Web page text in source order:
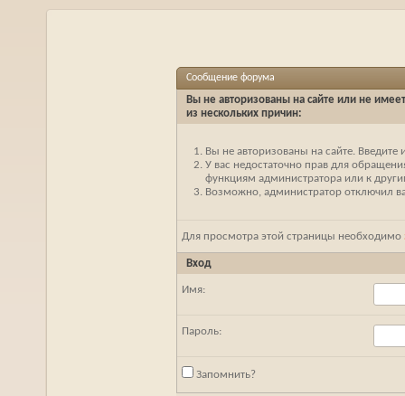
Сообщение форума
Вы не авторизованы на сайте или не
из нескольких причин:
Вы не авторизованы на сайте.
У вас недостаточно прав для
функциям администратора или к
Возможно, администратор отключил
Для просмотра этой страницы необходимо
Вход
Имя:
Пароль:
Запомнить?